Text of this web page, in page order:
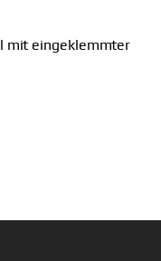
mit eingeklemmter